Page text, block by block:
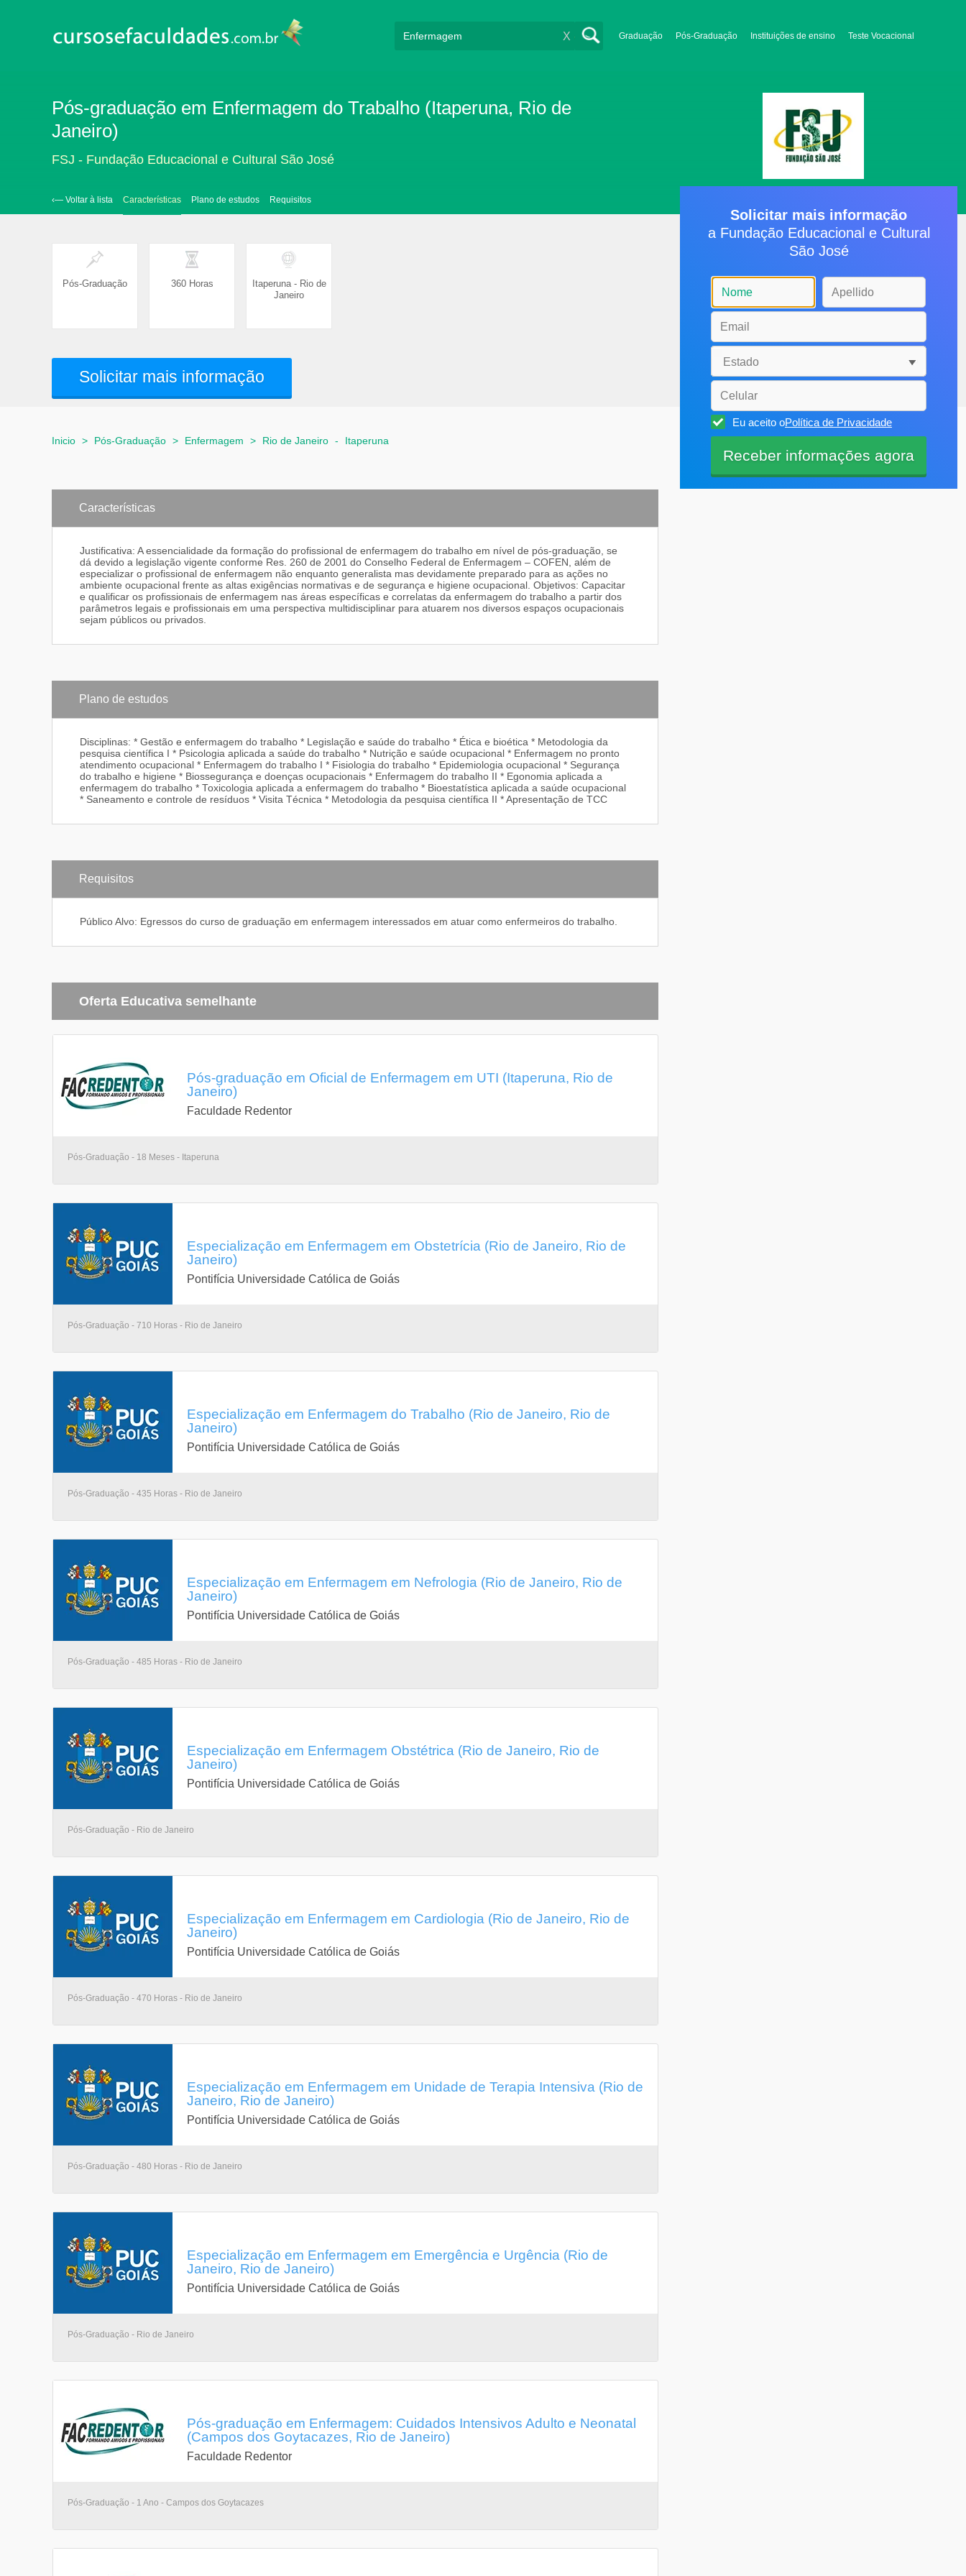
Graduação Pós-Graduação Instituições de ensino Teste Vocacional
X
Pós-graduação em Enfermagem do Trabalho (Itaperuna, Rio de
Janeiro)
FSJ - Fundação Educacional e Cultural São José
‹— Voltar à lista Características Plano de estudos Requisitos
Pós-Graduação 360 Horas
Itaperuna - Rio de
Janeiro
Solicitar mais informação
Inicio > Pós-Graduação > Enfermagem > Rio de Janeiro - Itaperuna
Características
Justificativa: A essencialidade da formação do profissional de enfermagem do trabalho em nível de pós-graduação, se
dá devido a legislação vigente conforme Res. 260 de 2001 do Conselho Federal de Enfermagem – COFEN, além de
especializar o profissional de enfermagem não enquanto generalista mas devidamente preparado para as ações no
ambiente ocupacional frente as altas exigências normativas e de segurança e higiene ocupacional. Objetivos: Capacitar
e qualificar os profissionais de enfermagem nas áreas específicas e correlatas da enfermagem do trabalho a partir dos
parâmetros legais e profissionais em uma perspectiva multidisciplinar para atuarem nos diversos espaços ocupacionais
sejam públicos ou privados.
Plano de estudos
Disciplinas: * Gestão e enfermagem do trabalho * Legislação e saúde do trabalho * Ética e bioética * Metodologia da
pesquisa científica I * Psicologia aplicada a saúde do trabalho * Nutrição e saúde ocupacional * Enfermagem no pronto
atendimento ocupacional * Enfermagem do trabalho I * Fisiologia do trabalho * Epidemiologia ocupacional * Segurança
do trabalho e higiene * Biossegurança e doenças ocupacionais * Enfermagem do trabalho II * Egonomia aplicada a
enfermagem do trabalho * Toxicologia aplicada a enfermagem do trabalho * Bioestatística aplicada a saúde ocupacional
* Saneamento e controle de resíduos * Visita Técnica * Metodologia da pesquisa científica II * Apresentação de TCC
Requisitos
Público Alvo: Egressos do curso de graduação em enfermagem interessados em atuar como enfermeiros do trabalho.
Oferta Educativa semelhante
Pós-graduação em Oficial de Enfermagem em UTI (Itaperuna, Rio de
Janeiro)
Faculdade Redentor
Pós-Graduação - 18 Meses - Itaperuna
Especialização em Enfermagem em Obstetrícia (Rio de Janeiro, Rio de
Janeiro)
Pontifícia Universidade Católica de Goiás
Pós-Graduação - 710 Horas - Rio de Janeiro
Especialização em Enfermagem do Trabalho (Rio de Janeiro, Rio de
Janeiro)
Pontifícia Universidade Católica de Goiás
Pós-Graduação - 435 Horas - Rio de Janeiro
Especialização em Enfermagem em Nefrologia (Rio de Janeiro, Rio de
Janeiro)
Pontifícia Universidade Católica de Goiás
Pós-Graduação - 485 Horas - Rio de Janeiro
Especialização em Enfermagem Obstétrica (Rio de Janeiro, Rio de
Janeiro)
Pontifícia Universidade Católica de Goiás
Pós-Graduação - Rio de Janeiro
Especialização em Enfermagem em Cardiologia (Rio de Janeiro, Rio de
Janeiro)
Pontifícia Universidade Católica de Goiás
Pós-Graduação - 470 Horas - Rio de Janeiro
Especialização em Enfermagem em Unidade de Terapia Intensiva (Rio de
Janeiro, Rio de Janeiro)
Pontifícia Universidade Católica de Goiás
Pós-Graduação - 480 Horas - Rio de Janeiro
Especialização em Enfermagem em Emergência e Urgência (Rio de
Janeiro, Rio de Janeiro)
Pontifícia Universidade Católica de Goiás
Pós-Graduação - Rio de Janeiro
Pós-graduação em Enfermagem: Cuidados Intensivos Adulto e Neonatal
(Campos dos Goytacazes, Rio de Janeiro)
Faculdade Redentor
Pós-Graduação - 1 Ano - Campos dos Goytacazes
Solicitar mais informação
a Fundação Educacional e Cultural
São José
Eu aceito oPolítica de Privacidade